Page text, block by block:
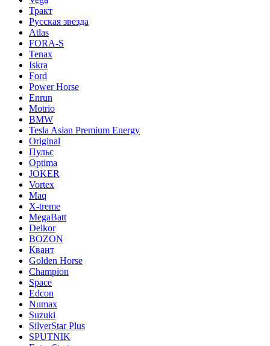
Тракт
Русская звезда
Atlas
FORA-S
Tenax
Iskra
Ford
Power Horse
Enrun
Motrio
BMW
Tesla Asian Premium Energy
Original
Пульс
Optima
JOKER
Vortex
Maq
X-treme
MegaBatt
Delkor
BOZON
Квант
Golden Horse
Champion
Space
Edcon
Numax
Suzuki
SilverStar Plus
SPUTNIK